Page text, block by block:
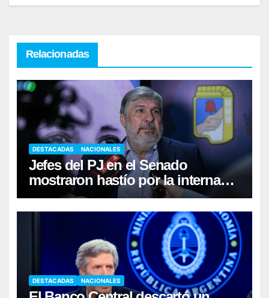
Relacionadas
DESTACADAS NACIONALES
Jefes del PJ en el Senado
mostraron hastío por la interna
Kicillof-Máximo Kirchner
DESTACADAS NACIONALES